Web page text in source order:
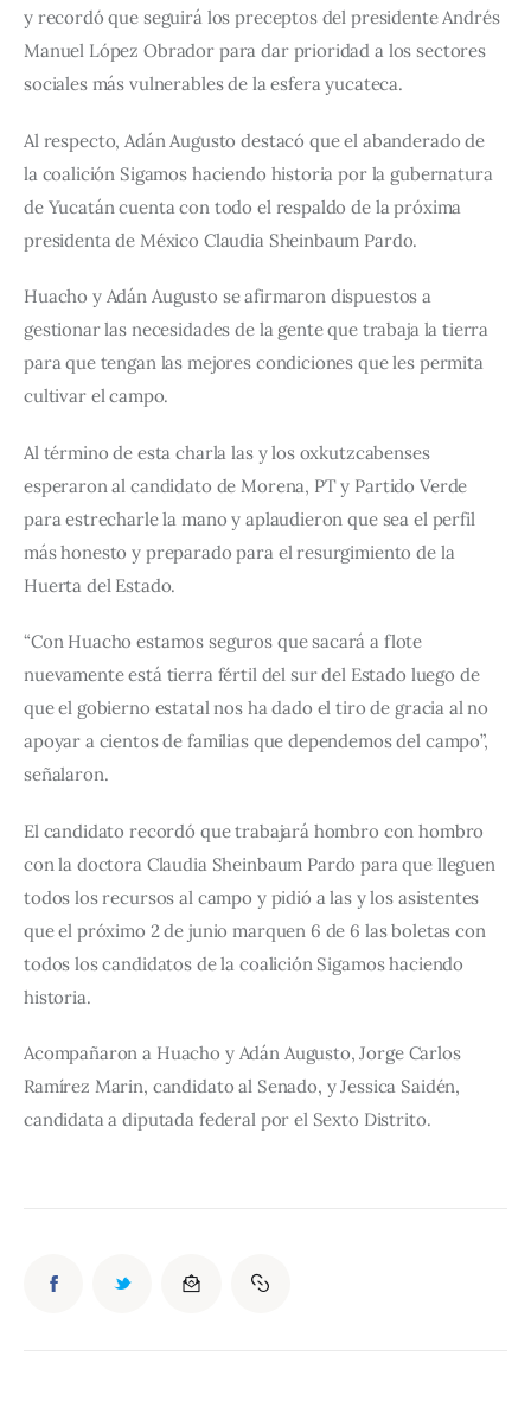
y recordó que seguirá los preceptos del presidente Andrés
Manuel López Obrador para dar prioridad a los sectores
sociales más vulnerables de la esfera yucateca.
Al respecto, Adán Augusto destacó que el abanderado de
la coalición Sigamos haciendo historia por la gubernatura
de Yucatán cuenta con todo el respaldo de la próxima
presidenta de México Claudia Sheinbaum Pardo.
Huacho y Adán Augusto se afirmaron dispuestos a
gestionar las necesidades de la gente que trabaja la tierra
para que tengan las mejores condiciones que les permita
cultivar el campo.
Al término de esta charla las y los oxkutzcabenses
esperaron al candidato de Morena, PT y Partido Verde
para estrecharle la mano y aplaudieron que sea el perfil
más honesto y preparado para el resurgimiento de la
Huerta del Estado.
“Con Huacho estamos seguros que sacará a flote
nuevamente está tierra fértil del sur del Estado luego de
que el gobierno estatal nos ha dado el tiro de gracia al no
apoyar a cientos de familias que dependemos del campo”,
señalaron.
El candidato recordó que trabajará hombro con hombro
con la doctora Claudia Sheinbaum Pardo para que lleguen
todos los recursos al campo y pidió a las y los asistentes
que el próximo 2 de junio marquen 6 de 6 las boletas con
todos los candidatos de la coalición Sigamos haciendo
historia.
Acompañaron a Huacho y Adán Augusto, Jorge Carlos
Ramírez Marin, candidato al Senado, y Jessica Saidén,
candidata a diputada federal por el Sexto Distrito.